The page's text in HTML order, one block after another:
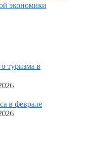
экономики
туризма в
в феврале